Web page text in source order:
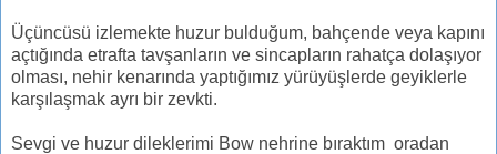
Üçüncüsü izlemekte huzur bulduğum, bahçende veya kapını
açtığında etrafta tavşanların ve sincapların rahatça dolaşıyor
olması, nehir kenarında yaptığımız yürüyüşlerde geyiklerle
karşılaşmak ayrı bir zevkti.
Sevgi ve huzur dileklerimi Bow nehrine bıraktım oradan